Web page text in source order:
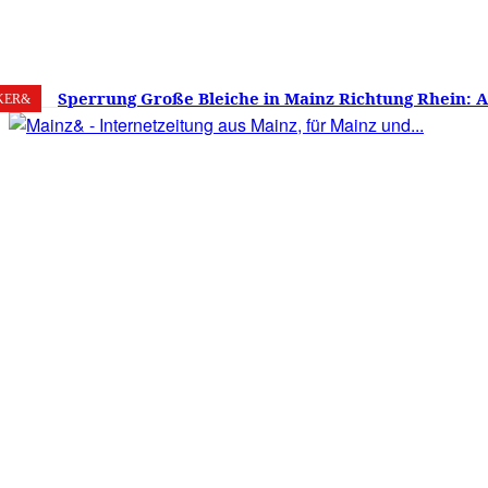
7. August 2026 28.4 Mainz
Sperrung Große Bleiche in Mainz Richtung Rhein:
verwirrt, Mainzer stinksauer – Haben die Mainzer